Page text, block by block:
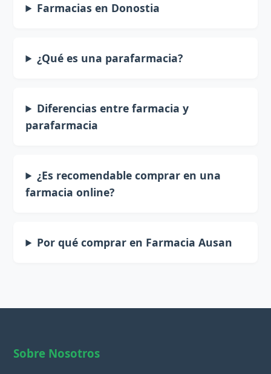
Farmacias en Donostia
¿Qué es una parafarmacia?
Diferencias entre farmacia y
parafarmacia
¿Es recomendable comprar en una
farmacia online?
Por qué comprar en Farmacia Ausan
Sobre Nosotros